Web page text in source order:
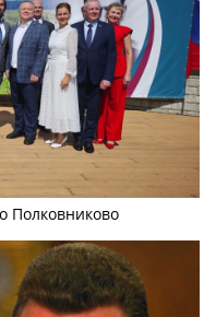
Полковниково